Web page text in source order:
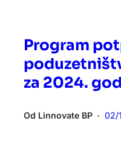
Program
za 2024.
Od Linnovate BP • 02/